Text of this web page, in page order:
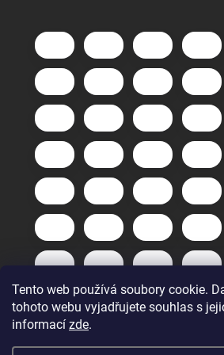
Tento web používá soubory cookie.
tohoto webu vyjadřujete souhlas s
informací zde.